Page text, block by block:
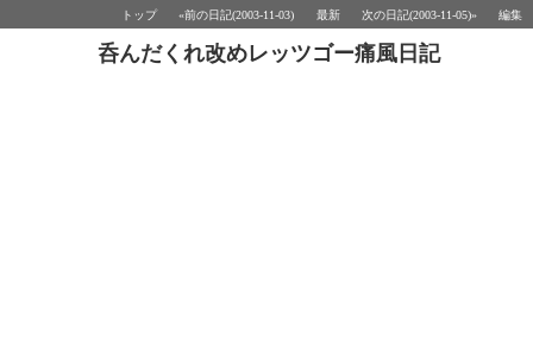
トップ «前の日記(2003-11-03) 最新 次の日記(2003-11-05)» 編集
呑んだくれ改めレッツゴー痛風日記